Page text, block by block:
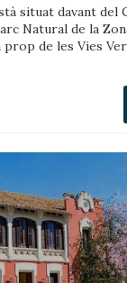
situat davant del
Natural de la
de les Vies